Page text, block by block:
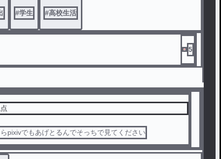
#学生 #高校生活
5
pixivでもあげとるんでそっちで見てください